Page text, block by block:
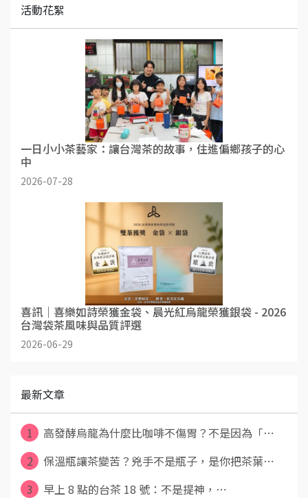
活動花絮
一日小小茶藝家：讓台灣茶的故事，住進偏鄉孩子的心
中
2026-07-28
喜訊｜喜樂如詩榮獲金袋、晨光紅烏龍榮獲銀袋 - 2026
台灣袋茶風味與品質評選
2026-06-29
最新文章
1
高發酵烏龍為什麼比咖啡不傷胃？不是因為「⋯
2
保溫瓶讓茶變苦？兇手不是瓶子，是你把茶葉⋯
3
早上 8 點的台茶 18 號：不是提神，⋯